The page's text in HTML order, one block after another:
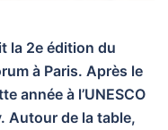
la 2e édition du
à Paris. Après le
année à l’UNESCO
Autour de la table,